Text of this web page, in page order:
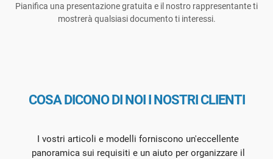
Pianifica una presentazione gratuita e il nostro rappresentante ti
mostrerà qualsiasi documento ti interessi.
COSA DICONO DI NOI I NOSTRI CLIENTI
I vostri articoli e modelli forniscono un'eccellente
panoramica sui requisiti e un aiuto per organizzare il